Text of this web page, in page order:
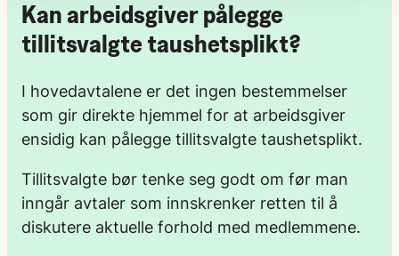
Kan arbeidsgiver pålegge
tillitsvalgte taushetsplikt?
I hovedavtalene er det ingen bestemmelser
som gir direkte hjemmel for at arbeidsgiver
ensidig kan pålegge tillitsvalgte taushetsplikt.
Tillitsvalgte bør tenke seg godt om før man
inngår avtaler som innskrenker retten til å
diskutere aktuelle forhold med medlemmene.